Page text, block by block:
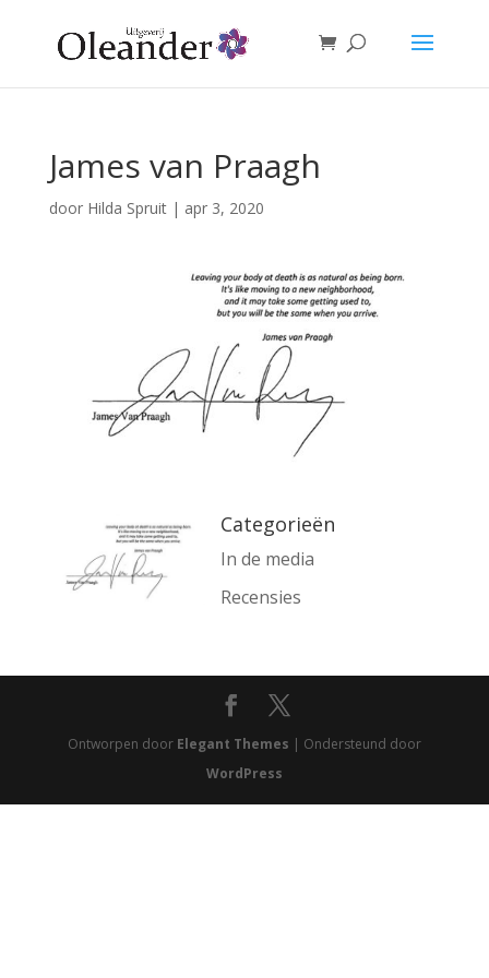
James van Praagh
door Hilda Spruit| apr 3, 2020
Categorieën
In de media
Recensies
Ontworpen door Elegant Themes | Ondersteund door
WordPress